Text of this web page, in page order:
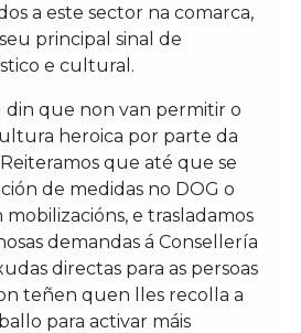
a este sector na comarca,
principal sinal de
e cultural.
din que non van permitir o
heroica por parte da
que até que se
de medidas no DOG o
e trasladamos
demandas á Consellería
directas para as persoas
teñen quen lles recolla a
para activar máis